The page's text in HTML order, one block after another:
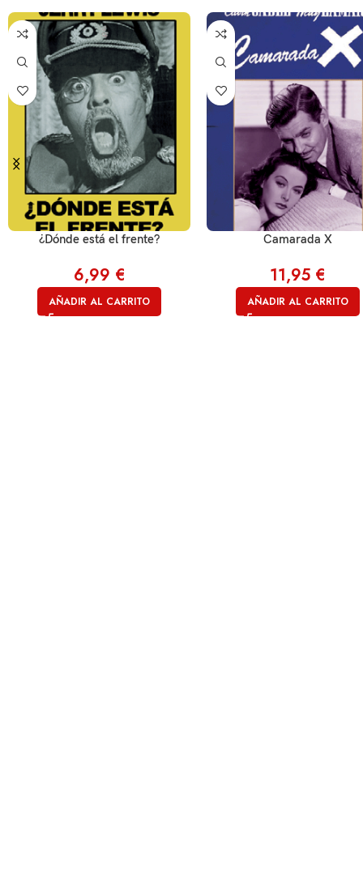
¿Dónde está el frente?
6,99 €
AÑADIR AL CARRITO
Camarada X
11,95 €
AÑADIR AL CARRITO